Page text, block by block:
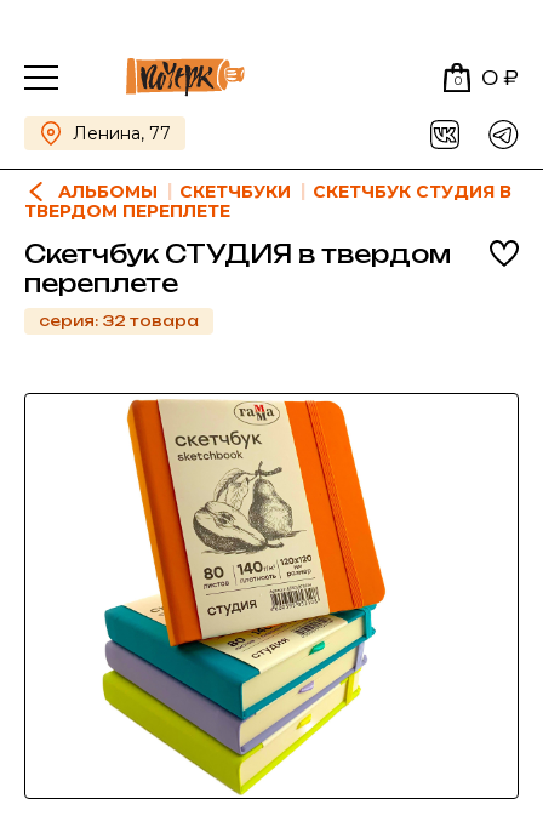
0 0 ₽
Ленина, 77
АЛЬБОМЫ СКЕТЧБУКИ
СКЕТЧБУК СТУДИЯ В
ТВЕРДОМ ПЕРЕПЛЕТЕ
Скетчбук СТУДИЯ в твердом
переплете
серия: 32 товара